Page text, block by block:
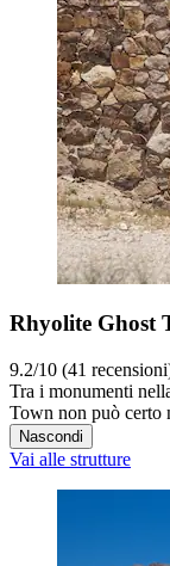
Rhyolite Ghost
9.2/10 (41
Tra i monumenti
Town non può certo
Nascondi
Vai alle strutture